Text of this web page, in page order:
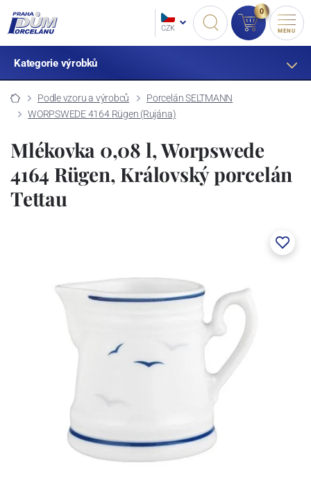
CZK
0
MENU
Kategorie výrobků
Podle vzoru a výrobců
Porcelán SELTMANN
WORPSWEDE 4164 Rügen (Rujána)
Mlékovka 0,08 l, Worpswede
4164 Rügen, Královský porcelán
Tettau